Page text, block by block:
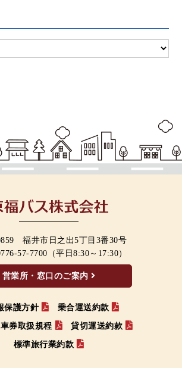
福井市日之出5丁目3番30号
57-7700 （平日8:30～17:30）
営業所・窓口のご案内
保護方針 乗合運送約款
券取扱規程 貸切運送約款
標準旅行業約款